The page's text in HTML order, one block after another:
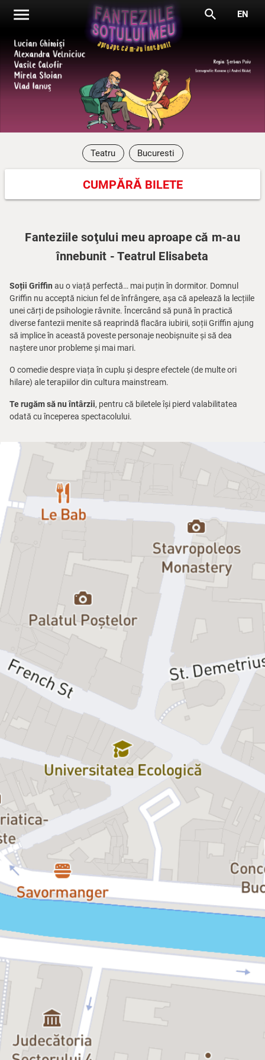
menu search EN
Teatru Bucuresti
CUMPĂRĂ BILETE
Fanteziile soţului meu aproape că m-au
înnebunit - Teatrul Elisabeta
Soții Griffin au o viață perfectă… mai puțin în dormitor. Domnul
Griffin nu acceptă niciun fel de înfrângere, așa că apelează la lecțiile
unei cărți de psihologie râvnite. Încercând să pună în practică
diverse fantezii menite să reaprindă flacăra iubirii, soții Griffin ajung
să implice în această poveste personaje neobișnuite și să dea
naștere unor probleme și mai mari.
O comedie despre viața în cuplu și despre efectele (de multe ori
hilare) ale terapiilor din cultura mainstream.
Te rugăm să nu întârzii, pentru că biletele își pierd valabilitatea
odată cu începerea spectacolului.